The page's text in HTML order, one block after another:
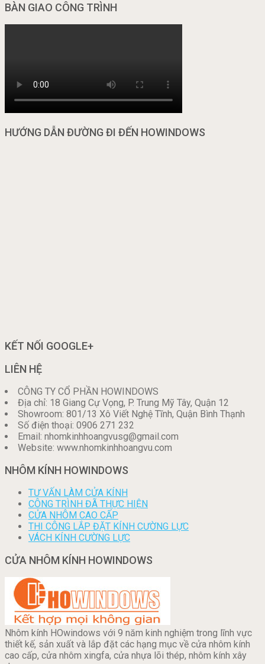
BÀN GIAO CÔNG TRÌNH
HƯỚNG DẪN ĐƯỜNG ĐI ĐẾN HOWINDOWS
KẾT NỐI GOOGLE+
LIÊN HỆ
CÔNG TY CỔ PHẦN HOWINDOWS
Địa chỉ: 18 Giang Cự Vọng, P. Trung Mỹ Tây, Quận 12
Showroom: 801/13 Xô Viết Nghệ Tĩnh, Quận Bình Thạnh
Số điện thoại: 0906 271 232
Email: nhomkinhhoangvusg@gmail.com
Website: www.nhomkinhhoangvu.com
NHÔM KÍNH HOWINDOWS
TƯ VẤN LÀM CỬA KÍNH
CÔNG TRÌNH ĐÃ THỰC HIỆN
CỬA NHÔM CAO CẤP
THI CÔNG LẮP ĐẶT KÍNH CƯỜNG LỰC
VÁCH KÍNH CƯỜNG LỰC
CỬA NHÔM KÍNH HOWINDOWS
Nhôm kính HOwindows với 9 năm kinh nghiệm trong lĩnh vực
thiết kế, sản xuất và lắp đặt các hạng mục về cửa nhôm kính
cao cấp, cửa nhôm xingfa, cửa nhựa lõi thép, nhôm kính xây